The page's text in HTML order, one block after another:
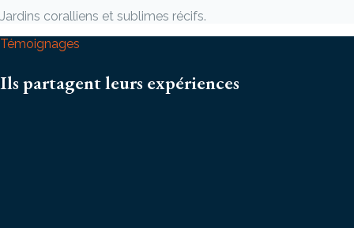
Jardins coralliens et sublimes récifs.
Témoignages
Ils partagent leurs expériences